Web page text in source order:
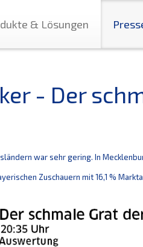
& Lösungen
- Der
war sehr gering. In
Zuschauern mit 16,1 %